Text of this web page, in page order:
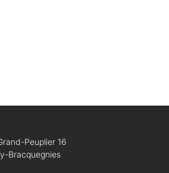
Peuplier 16
Bracquegnies